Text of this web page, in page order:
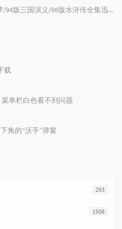
评
论
文
章
86版西游记/87版红楼梦/94版三国演义/98版水浒传全集迅雷下载
载
菜单栏白色看不到问题
角的“沃手”弹窗
293
1508